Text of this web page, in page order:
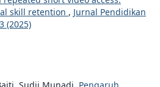
skill retention , Jurnal Pendidikan
(2025)